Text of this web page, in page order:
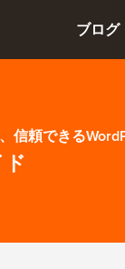
ブログ
信頼できる